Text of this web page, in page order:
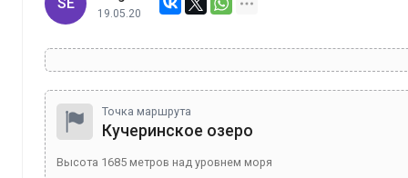
19.05.20
Точка маршрута
Кучеринское озеро
Высота 1685 метров над уровнем моря